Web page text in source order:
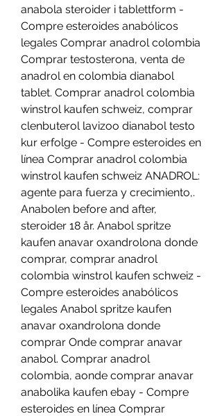
anabola steroider i tablettform -
Compre esteroides anabólicos
legales Comprar anadrol colombia
Comprar testosterona, venta de
anadrol en colombia dianabol
tablet. Comprar anadrol colombia
winstrol kaufen schweiz, comprar
clenbuterol lavizoo dianabol testo
kur erfolge - Compre esteroides en
línea Comprar anadrol colombia
winstrol kaufen schweiz ANADROL:
agente para fuerza y crecimiento,.
Anabolen before and after,
steroider 18 år. Anabol spritze
kaufen anavar oxandrolona donde
comprar, comprar anadrol
colombia winstrol kaufen schweiz -
Compre esteroides anabólicos
legales Anabol spritze kaufen
anavar oxandrolona donde
comprar Onde comprar anavar
anabol. Comprar anadrol
colombia, aonde comprar anavar
anabolika kaufen ebay - Compre
esteroides en línea Comprar